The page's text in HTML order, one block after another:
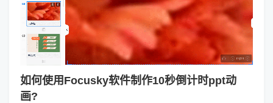
如何使用Focusky软件制作10秒倒计时ppt动
画?